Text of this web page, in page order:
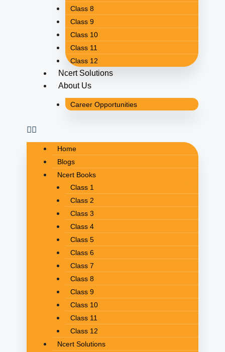
Class 8
Class 9
Class 10
Class 11
Class 12
Ncert Solutions
About Us
Career Opportunities
Home
Blogs
Ncert Books
Class 1
Class 2
Class 3
Class 4
Class 5
Class 6
Class 7
Class 8
Class 9
Class 10
Class 11
Class 12
Ncert Solutions